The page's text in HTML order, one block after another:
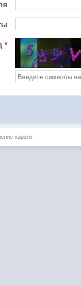
*
пароля